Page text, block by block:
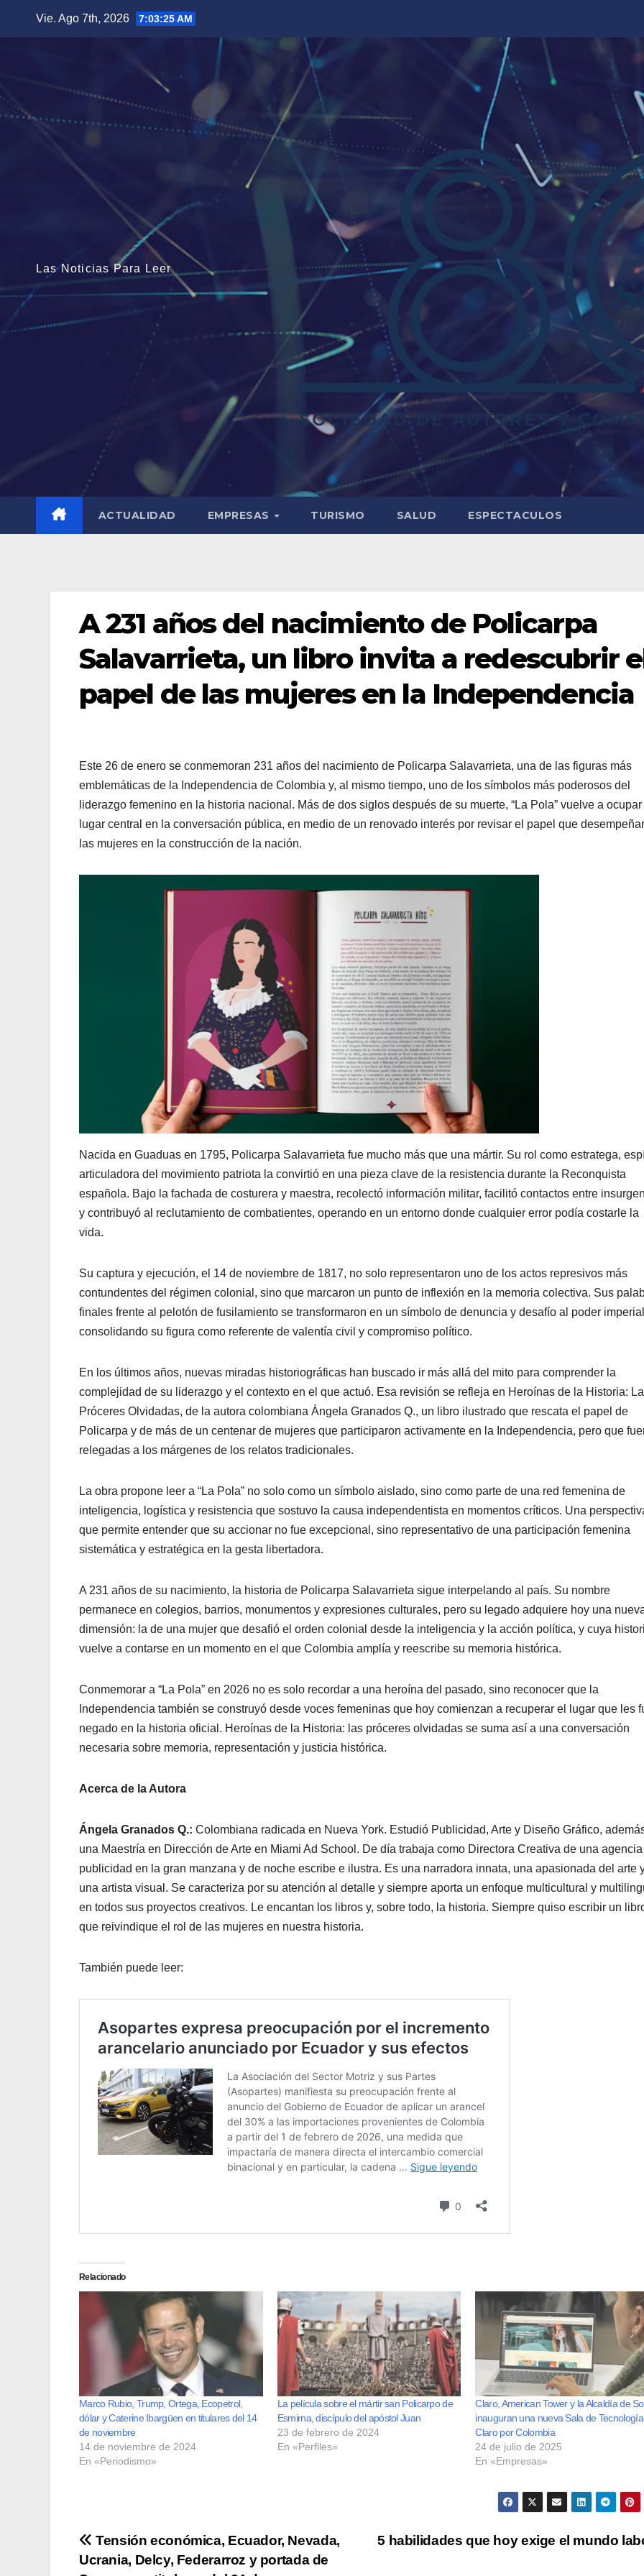
Vie. Ago 7th, 2026 7:03:26 AM
Las Noticias Para Leer
ACTUALIDAD EMPRESAS TURISMO SALUD ESPECTACULOS
A 231 años del nacimiento de Policarpa
Salavarrieta, un libro invita a redescubrir
papel de las mujeres en la Independencia
Este 26 de enero se conmemoran 231 años del nacimiento de Policarpa Salavarrieta, una de las figuras más
emblemáticas de la Independencia de Colombia y, al mismo tiempo, uno de los símbolos más poderosos del
liderazgo femenino en la historia nacional. Más de dos siglos después de su muerte, “La Pola” vuelve a ocupar
lugar central en la conversación pública, en medio de un renovado interés por revisar el papel que
las mujeres en la construcción de la nación.
Nacida en Guaduas en 1795, Policarpa Salavarrieta fue mucho más que una mártir. Su rol como estratega,
articuladora del movimiento patriota la convirtió en una pieza clave de la resistencia durante la Reconquista
española. Bajo la fachada de costurera y maestra, recolectó información militar, facilitó contactos entre
y contribuyó al reclutamiento de combatientes, operando en un entorno donde cualquier error podía costarle la
vida.
Su captura y ejecución, el 14 de noviembre de 1817, no solo representaron uno de los actos represivos más
contundentes del régimen colonial, sino que marcaron un punto de inflexión en la memoria colectiva. Sus
finales frente al pelotón de fusilamiento se transformaron en un símbolo de denuncia y desafío al poder
consolidando su figura como referente de valentía civil y compromiso político.
En los últimos años, nuevas miradas historiográficas han buscado ir más allá del mito para comprender la
complejidad de su liderazgo y el contexto en el que actuó. Esa revisión se refleja en Heroínas de la Historia:
Próceres Olvidadas, de la autora colombiana Ángela Granados Q., un libro ilustrado que rescata el papel de
Policarpa y de más de un centenar de mujeres que participaron activamente en la Independencia, pero que
relegadas a los márgenes de los relatos tradicionales.
La obra propone leer a “La Pola” no solo como un símbolo aislado, sino como parte de una red femenina de
inteligencia, logística y resistencia que sostuvo la causa independentista en momentos críticos. Una
que permite entender que su accionar no fue excepcional, sino representativo de una participación femenina
sistemática y estratégica en la gesta libertadora.
A 231 años de su nacimiento, la historia de Policarpa Salavarrieta sigue interpelando al país. Su nombre
permanece en colegios, barrios, monumentos y expresiones culturales, pero su legado adquiere hoy una
dimensión: la de una mujer que desafió el orden colonial desde la inteligencia y la acción política, y cuya
vuelve a contarse en un momento en el que Colombia amplía y reescribe su memoria histórica.
Conmemorar a “La Pola” en 2026 no es solo recordar a una heroína del pasado, sino reconocer que la
Independencia también se construyó desde voces femeninas que hoy comienzan a recuperar el lugar que les
negado en la historia oficial. Heroínas de la Historia: las próceres olvidadas se suma así a una conversación
necesaria sobre memoria, representación y justicia histórica.
Acerca de la Autora
Ángela Granados Q.: Colombiana radicada en Nueva York. Estudió Publicidad, Arte y Diseño Gráfico,
una Maestría en Dirección de Arte en Miami Ad School. De día trabaja como Directora Creativa de una
publicidad en la gran manzana y de noche escribe e ilustra. Es una narradora innata, una apasionada del arte
una artista visual. Se caracteriza por su atención al detalle y siempre aporta un enfoque multicultural y
en todos sus proyectos creativos. Le encantan los libros y, sobre todo, la historia. Siempre quiso escribir un
que reivindique el rol de las mujeres en nuestra historia.
También puede leer:
Relacionado
Marco Rubio, Trump, Ortega, Ecopetrol,
dólar y Caterine Ibargüen en titulares del 14
de noviembre
14 de noviembre de 2024
En «Periodismo»
La película sobre el mártir san Policarpo de
Esmirna, discípulo del apóstol Juan
23 de febrero de 2024
En «Perfiles»
Claro, American Tower y la Alcaldía de
inauguran una nueva Sala de Tecnología
Claro por Colombia
24 de julio de 2025
En «Empresas»
Navegación
5 habilidades que hoy exige el mundo
Tensión económica, Ecuador, Nevada,
Ucrania, Delcy, Federarroz y portada de